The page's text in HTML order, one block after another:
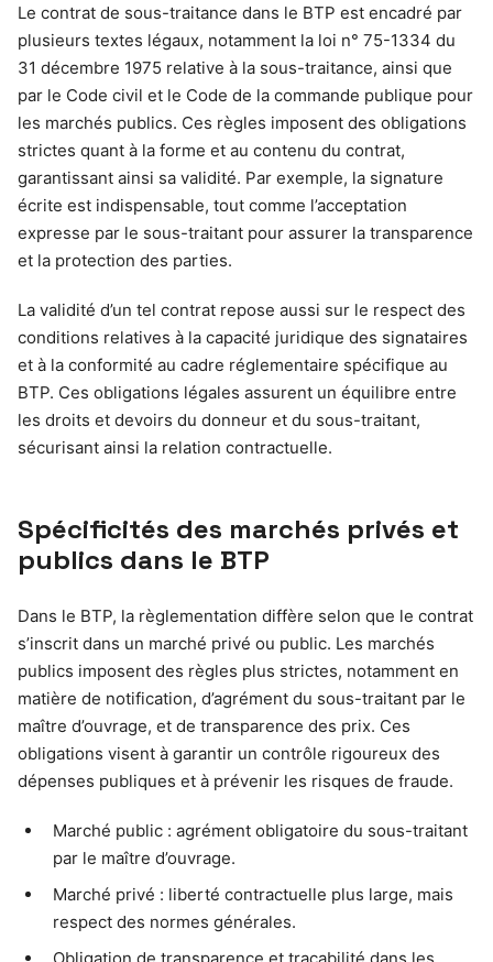
Le contrat de sous-traitance dans le BTP est encadré par
plusieurs textes légaux, notamment la loi n° 75-1334 du
31 décembre 1975 relative à la sous-traitance, ainsi que
par le Code civil et le Code de la commande publique pour
les marchés publics. Ces règles imposent des obligations
strictes quant à la forme et au contenu du contrat,
garantissant ainsi sa validité. Par exemple, la signature
écrite est indispensable, tout comme l’acceptation
expresse par le sous-traitant pour assurer la transparence
et la protection des parties.
La validité d’un tel contrat repose aussi sur le respect des
conditions relatives à la capacité juridique des signataires
et à la conformité au cadre réglementaire spécifique au
BTP. Ces obligations légales assurent un équilibre entre
les droits et devoirs du donneur et du sous-traitant,
sécurisant ainsi la relation contractuelle.
Spécificités des marchés privés et
publics dans le BTP
Dans le BTP, la règlementation diffère selon que le contrat
s’inscrit dans un marché privé ou public. Les marchés
publics imposent des règles plus strictes, notamment en
matière de notification, d’agrément du sous-traitant par le
maître d’ouvrage, et de transparence des prix. Ces
obligations visent à garantir un contrôle rigoureux des
dépenses publiques et à prévenir les risques de fraude.
Marché public : agrément obligatoire du sous-traitant
par le maître d’ouvrage.
Marché privé : liberté contractuelle plus large, mais
respect des normes générales.